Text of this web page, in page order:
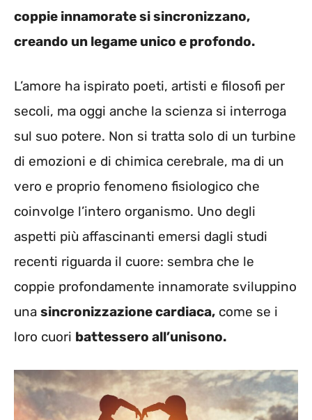
coppie innamorate si sincronizzano,
creando un legame unico e profondo.
L’amore ha ispirato poeti, artisti e filosofi per
secoli, ma oggi anche la scienza si interroga
sul suo potere. Non si tratta solo di un turbine
di emozioni e di chimica cerebrale, ma di un
vero e proprio fenomeno fisiologico che
coinvolge l’intero organismo. Uno degli
aspetti più affascinanti emersi dagli studi
recenti riguarda il cuore: sembra che le
coppie profondamente innamorate sviluppino
una sincronizzazione cardiaca, come se i
loro cuori battessero all’unisono.